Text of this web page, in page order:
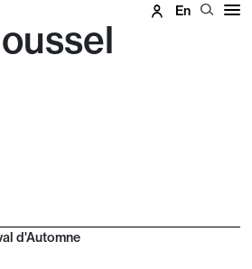
En
d'Automne